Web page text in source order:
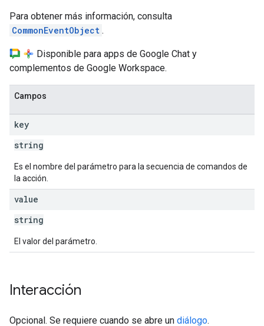
Para obtener más información, consulta
CommonEventObject .
Disponible para apps de Google Chat y
complementos de Google Workspace.
Campos
key
string
Es el nombre del parámetro para la secuencia de comandos de
la acción.
value
string
El valor del parámetro.
Interacción
Opcional. Se requiere cuando se abre un diálogo.